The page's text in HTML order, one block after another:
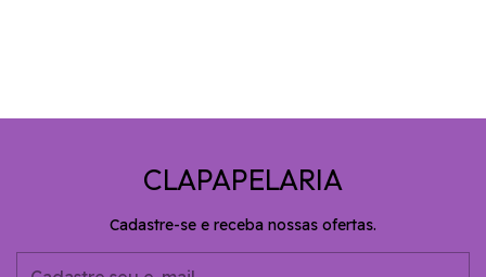
CLAPAPELARIA
Cadastre-se e receba nossas ofertas.